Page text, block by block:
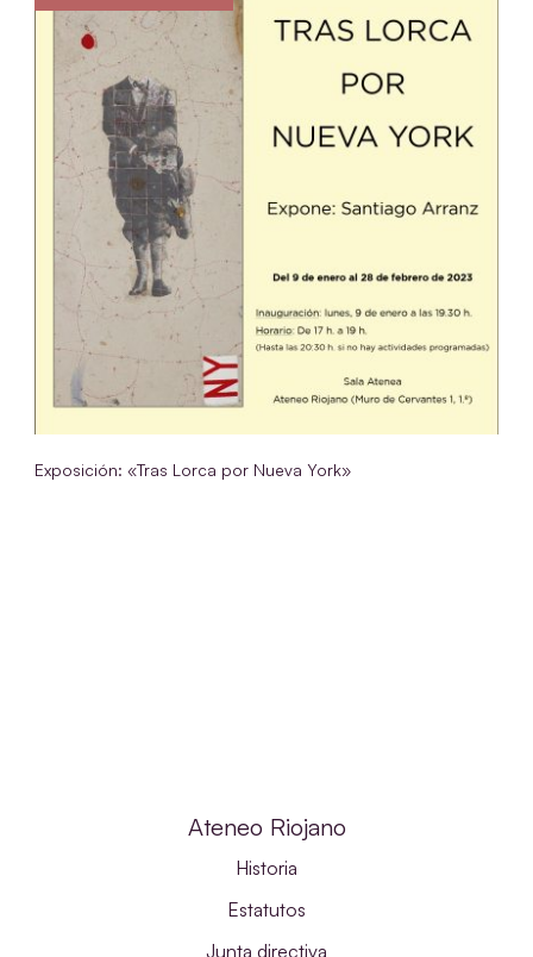
Exposición: «Tras Lorca por Nueva York»
Ateneo Riojano
Historia
Estatutos
Junta directiva